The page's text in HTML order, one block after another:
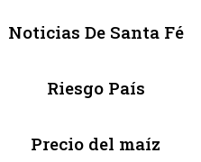
Noticias De Santa Fé
Riesgo País
Precio del maíz